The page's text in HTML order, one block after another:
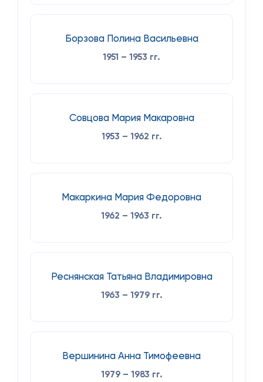
Борзова Полина Васильевна
1951 – 1953 гг.
Совцова Мария Макаровна
1953 – 1962 гг.
Макаркина Мария Федоровна
1962 – 1963 гг.
Реснянская Татьяна Владимировна
1963 – 1979 гг.
Вершинина Анна Тимофеевна
1979 – 1983 гг.